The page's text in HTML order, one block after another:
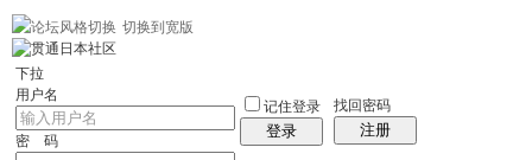
切换到宽版
下拉
用户名
密 码
记住登录
登录
找回密码
注册